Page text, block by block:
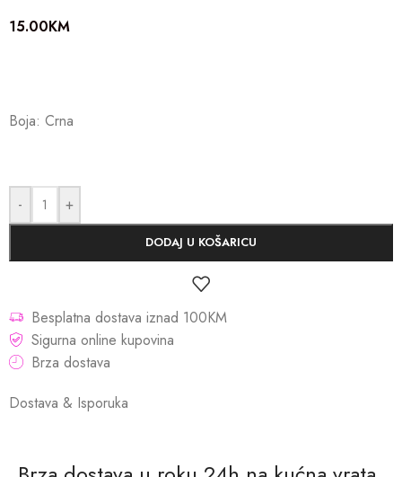
15.00KM
Boja: Crna
- +
DODAJ U KOŠARICU
Besplatna dostava iznad 100KM
Sigurna online kupovina
Brza dostava
Dostava & Isporuka